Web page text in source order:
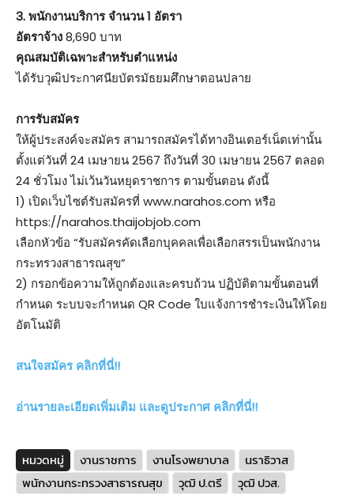
3. พนักงานบริการ จำนวน 1 อัตรา
อัตราจ้าง8,690 บาท
คุณสมบัติเฉพาะสำหรับตำแหน่ง
ได้รับวุฒิประกาศนียบัตรมัธยมศึกษาตอนปลาย
การรับสมัคร
ให้ผู้ประสงค์จะสมัคร สามารถสมัครได้ทางอินเตอร์เน็ตเท่านั้น
ตั้งแต่วันที่ 24 เมษายน 2567 ถึงวันที่ 30 เมษายน 2567 ตลอด
24 ชั่วโมง ไม่เว้นวันหยุดราชการ ตามขั้นตอน ดังนี้
1) เปิดเว็บไซต์รับสมัครที่ www.narahos.com หรือ
https://narahos.thaijobjob.com
เลือกหัวข้อ “รับสมัครคัดเลือกบุคคลเพื่อเลือกสรรเป็นพนักงาน
กระทรวงสาธารณสุข”
2) กรอกข้อความให้ถูกต้องและครบถ้วน ปฏิบัติตามขั้นตอนที่
กำหนด ระบบจะกำหนด QR Code ใบแจ้งการชำระเงินให้โดย
อัตโนมัติ
สนใจสมัคร คลิกที่นี่!!
อ่านรายละเอียดเพิ่มเติม และดูประกาศ คลิกที่นี่!!
หมวดหมู่ งานราชการ งานโรงพยาบาล
นราธิวาส
พนักงานกระทรวงสาธารณสุข
วุฒิ ป.ตรี
วุฒิ ปวส.